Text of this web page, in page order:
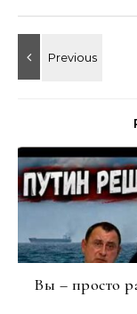
Вы – просто